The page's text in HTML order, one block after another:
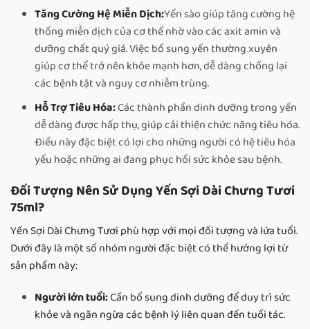
Tăng Cường Hệ Miễn Dịch:Yến sào giúp tăng cường hệ
thống miễn dịch của cơ thể nhờ vào các axit amin và
dưỡng chất quý giá. Việc bổ sung yến thường xuyên
giúp cơ thể trở nên khỏe mạnh hơn, dễ dàng chống lại
các bệnh tật và nguy cơ nhiễm trùng.
Hỗ Trợ Tiêu Hóa:Các thành phần dinh dưỡng trong yến
dễ dàng được hấp thụ, giúp cải thiện chức năng tiêu hóa.
Điều này đặc biệt có lợi cho những người có hệ tiêu hóa
yếu hoặc những ai đang phục hồi sức khỏe sau bệnh.
Đối Tượng Nên Sử Dụng Yến Sợi Dài Chưng Tươi
75ml?
Yến Sợi Dài Chưng Tươi phù hợp với mọi đối tượng và lứa tuổi.
Dưới đây là một số nhóm người đặc biệt có thể hưởng lợi từ
sản phẩm này:
Người lớn tuổi:Cần bổ sung dinh dưỡng để duy trì sức
khỏe và ngăn ngừa các bệnh lý liên quan đến tuổi tác.